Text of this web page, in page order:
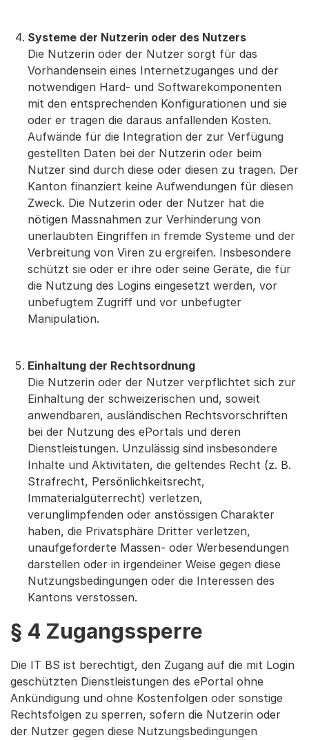
Systeme der Nutzerin oder des Nutzers
Die Nutzerin oder der Nutzer sorgt für das
Vorhandensein eines Internetzuganges und der
notwendigen Hard- und Softwarekomponenten
mit den entsprechenden Konfigurationen und sie
oder er tragen die daraus anfallenden Kosten.
Aufwände für die Integration der zur Verfügung
gestellten Daten bei der Nutzerin oder beim
Nutzer sind durch diese oder diesen zu tragen. Der
Kanton finanziert keine Aufwendungen für diesen
Zweck. Die Nutzerin oder der Nutzer hat die
nötigen Massnahmen zur Verhinderung von
unerlaubten Eingriffen in fremde Systeme und der
Verbreitung von Viren zu ergreifen. Insbesondere
schützt sie oder er ihre oder seine Geräte, die für
die Nutzung des Logins eingesetzt werden, vor
unbefugtem Zugriff und vor unbefugter
Manipulation.
Einhaltung der Rechtsordnung
Die Nutzerin oder der Nutzer verpflichtet sich zur
Einhaltung der schweizerischen und, soweit
anwendbaren, ausländischen Rechtsvorschriften
bei der Nutzung des ePortals und deren
Dienstleistungen. Unzulässig sind insbesondere
Inhalte und Aktivitäten, die geltendes Recht (z. B.
Strafrecht, Persönlichkeitsrecht,
Immaterialgüterrecht) verletzen,
verunglimpfenden oder anstössigen Charakter
haben, die Privatsphäre Dritter verletzen,
unaufgeforderte Massen- oder Werbesendungen
darstellen oder in irgendeiner Weise gegen diese
Nutzungsbedingungen oder die Interessen des
Kantons verstossen.
§ 4 Zugangssperre
Die IT BS ist berechtigt, den Zugang auf die mit Login
geschützten Dienstleistungen des ePortal ohne
Ankündigung und ohne Kostenfolgen oder sonstige
Rechtsfolgen zu sperren, sofern die Nutzerin oder
der Nutzer gegen diese Nutzungsbedingungen